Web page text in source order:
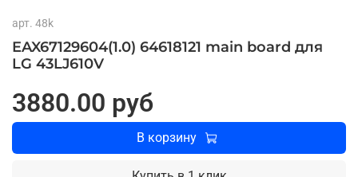
арт. 48k
EAX67129604(1.0) 64618121 main board для
LG 43LJ610V
3880.00 руб
В корзину